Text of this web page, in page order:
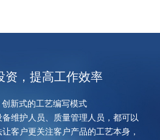
资，提高工作效率
新式的工艺编写模式
维护人员、质量管理人员，都可以
客户更关注客户产品的工艺本身，